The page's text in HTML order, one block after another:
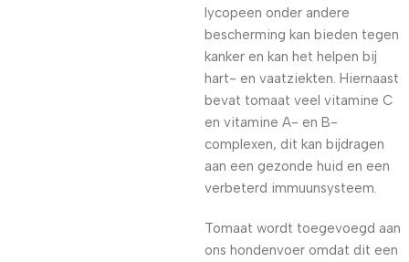
lycopeen onder andere
bescherming kan bieden tegen
kanker en kan het helpen bij
hart- en vaatziekten. Hiernaast
bevat tomaat veel vitamine C
en vitamine A- en B-
complexen, dit kan bijdragen
aan een gezonde huid en een
verbeterd immuunsysteem.
Tomaat wordt toegevoegd aan
ons hondenvoer omdat dit een